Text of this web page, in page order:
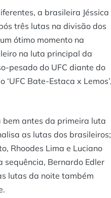
a brasileira Jéssica
três lutas na divisão dos
ótimo momento na
na luta principal da
pesado do UFC diante do
Bate-Estaca x Lemos’,
antes da primeira luta
as lutas dos brasileiros;
Rhoodes Lima e Luciano
sequência, Bernardo Edler
lutas da noite também